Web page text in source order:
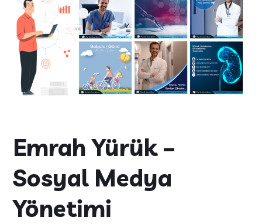
Emrah Yürük –
Sosyal Medya
Yönetimi